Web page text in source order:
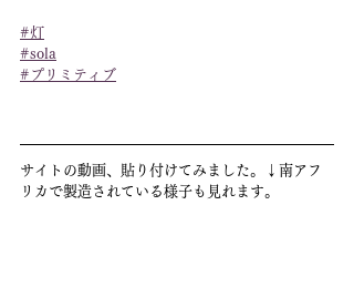
#灯
#sola
#プリミティブ
サイトの動画、貼り付けてみました。↓南アフ
リカで製造されている様子も見れます。